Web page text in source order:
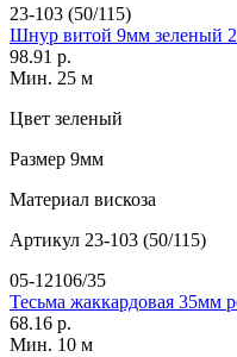
23-103 (50/115)
Шнур витой 9мм зеленый
98.91 р.
Мин. 25 м
Цвет зеленый
Размер 9мм
Материал вискоза
Артикул 23-103 (50/115)
05-12106/35
Тесьма жаккардовая 35мм
68.16 р.
Мин. 10 м